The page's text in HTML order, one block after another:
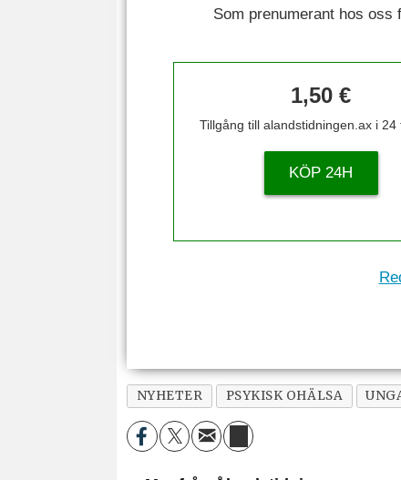
Som prenumerant hos
1,50 €
Tillgång till alandstidningen.ax i 24
KÖP 24H
NYHETER PSYKISK OHÄLSA